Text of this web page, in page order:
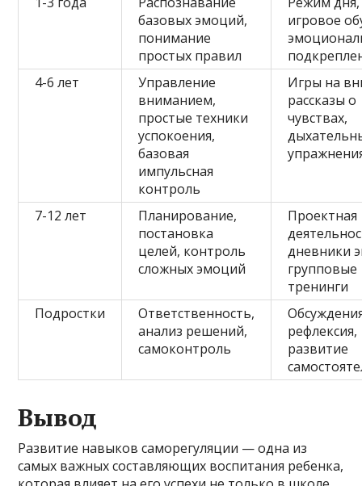
базовых эмоций,
понимание
простых правил
игровое
4-6 лет
Управление
вниманием,
простые техники
успокоения,
базовая
импульсная
контроль
Игры на
рассказы о
чувствах,
7-12 лет
Планирование,
постановка
целей, контроль
сложных эмоций
Проектная
дневники
групповые
тренинги
Подростки
Ответственность,
анализ решений,
самоконтроль
рефлексия,
развитие
Вывод
Развитие навыков саморегуляции — одна из
самых важных составляющих воспитания ребенка,